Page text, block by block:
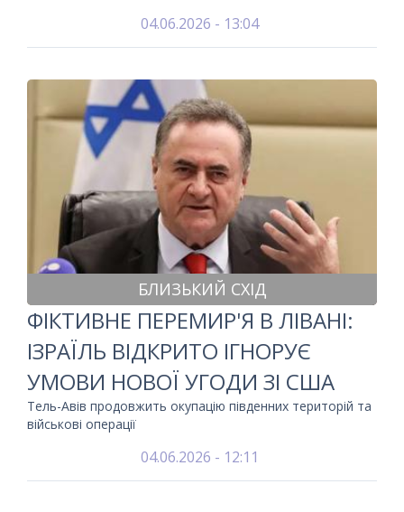
04.06.2026 - 13:04
БЛИЗЬКИЙ СХІД
ФІКТИВНЕ ПЕРЕМИР'Я В ЛІВАНІ:
ІЗРАЇЛЬ ВІДКРИТО ІГНОРУЄ
УМОВИ НОВОЇ УГОДИ ЗІ США
Тель-Авів продовжить окупацію південних територій та
військові операції
04.06.2026 - 12:11